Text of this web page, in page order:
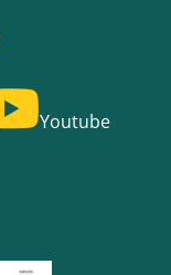
Youtube